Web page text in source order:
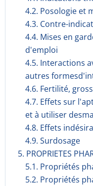
4.2. Posologie et
4.3. Contre-
4.4. Mises en
d'emploi
4.5. Interactions
autres
4.6. Fertilité,
4.7. Effets sur
et à utiliser
4.8. Effets
4.9. Surdosage
5. PROPRIETES
5.1. Propriétés
5.2. Propriétés